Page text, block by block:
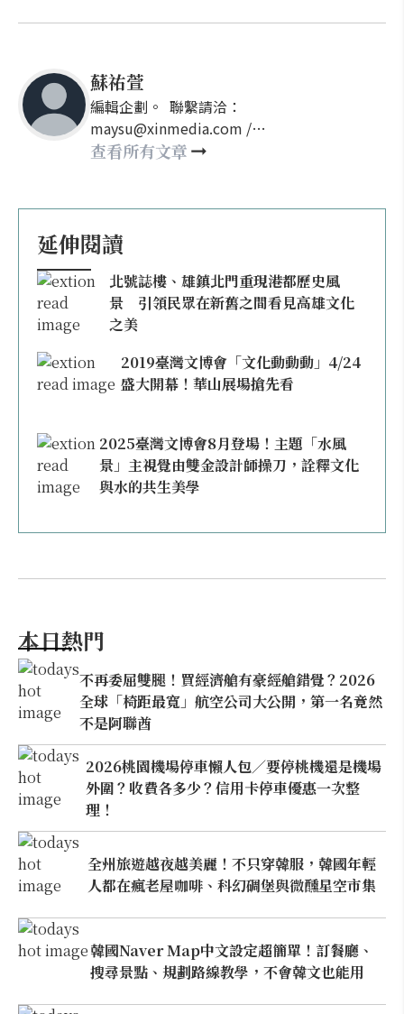
蘇祐萱
編輯企劃。 聯繫請洽：
maysu@xinmedia.com /
may860527@gmail.com
查看所有文章
延伸閱讀
北號誌樓、雄鎮北門重現港都歷史風
景 引領民眾在新舊之間看見高雄文化
之美
2019臺灣文博會「文化動動動」4/24
盛大開幕！華山展場搶先看
2025臺灣文博會8月登場！主題「水風
景」主視覺由雙金設計師操刀，詮釋文化
與水的共生美學
本日熱門
不再委屈雙腿！買經濟艙有豪經艙錯覺？2026
全球「椅距最寬」航空公司大公開，第一名竟然
不是阿聯酋
2026桃園機場停車懶人包／要停桃機還是機場
外圍？收費各多少？信用卡停車優惠一次整
理！
全州旅遊越夜越美麗！不只穿韓服，韓國年輕
人都在瘋老屋咖啡、科幻碉堡與微醺星空市集
韓國Naver Map中文設定超簡單！訂餐廳、
搜尋景點、規劃路線教學，不會韓文也能用